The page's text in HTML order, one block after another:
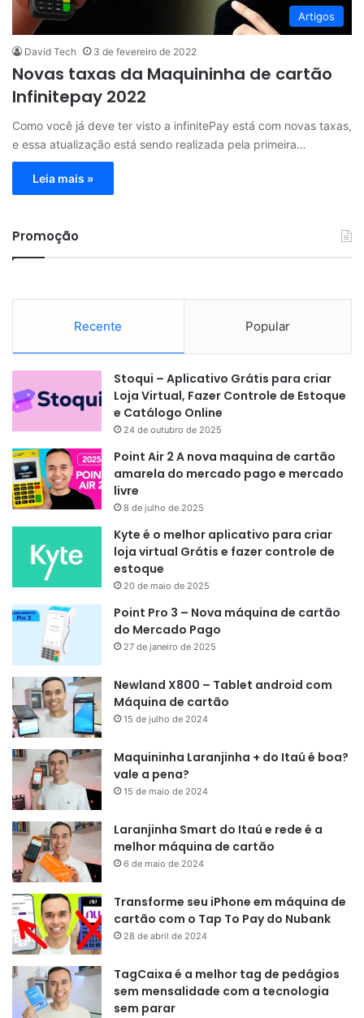
Artigos
David Tech 3 de fevereiro de 2022
Novas taxas da Maquininha de cartão
Infinitepay 2022
Como você já deve ter visto a infinitePay está com novas taxas,
e essa atualização está sendo realizada pela primeira…
Leia mais »
Promoção
Recente Popular
Stoqui – Aplicativo Grátis para criar
Loja Virtual, Fazer Controle de Estoque
e Catálogo Online
24 de outubro de 2025
Point Air 2 A nova maquina de cartão
amarela do mercado pago e mercado
livre
8 de julho de 2025
Kyte é o melhor aplicativo para criar
loja virtual Grátis e fazer controle de
estoque
20 de maio de 2025
Point Pro 3 – Nova máquina de cartão
do Mercado Pago
27 de janeiro de 2025
Newland X800 – Tablet android com
Máquina de cartão
15 de julho de 2024
Maquininha Laranjinha + do Itaú é boa?
vale a pena?
15 de maio de 2024
Laranjinha Smart do Itaú e rede é a
melhor máquina de cartão
6 de maio de 2024
Transforme seu iPhone em máquina de
cartão com o Tap To Pay do Nubank
28 de abril de 2024
TagCaixa é a melhor tag de pedágios
sem mensalidade com a tecnologia
sem parar